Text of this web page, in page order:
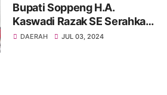
Bupati Soppeng H.A.
Kaswadi Razak SE Serahkan
bantuan Mobil Ambulance
DAERAH JUL 03, 2024